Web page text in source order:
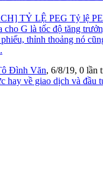
TỶ LỆ PEG Tỷ lệ
cho G là tốc độ tăng
thỉnh thoảng nó
Đình Văn, 6/8/19, 0 lần
hay về giao dịch và đầu